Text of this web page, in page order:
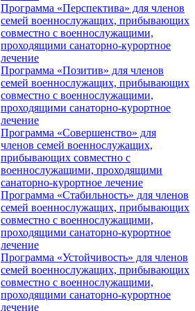
Программа «Перспектива» для членов
семей военнослужащих, прибывающих
совместно с военнослужащими,
проходящими санаторно-курортное
лечение
Программа «Позитив» для членов
семей военнослужащих, прибывающих
совместно с военнослужащими,
проходящими санаторно-курортное
лечение
Программа «Совершенство» для
членов семей военнослужащих,
прибывающих совместно с
военнослужащими, проходящими
санаторно-курортное лечение
Программа «Стабильность» для членов
семей военнослужащих, прибывающих
совместно с военнослужащими,
проходящими санаторно-курортное
лечение
Программа «Устойчивость» для членов
семей военнослужащих, прибывающих
совместно с военнослужащими,
проходящими санаторно-курортное
лечение